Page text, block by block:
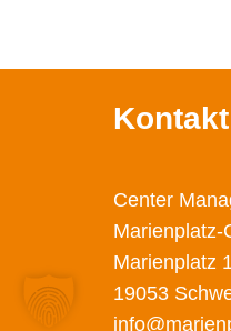
Kontakt
Center
Marienplatz-
Marienplatz
19053